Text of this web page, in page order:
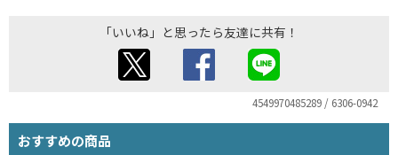
「いいね」と思ったら友達に共有！
4549970485289 / 6306-0942
おすすめの商品